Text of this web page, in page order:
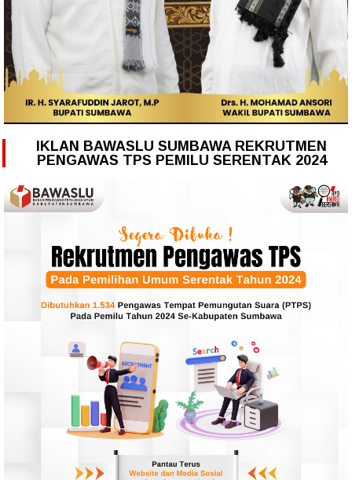
IKLAN BAWASLU SUMBAWA REKRUTMEN
PENGAWAS TPS PEMILU SERENTAK 2024